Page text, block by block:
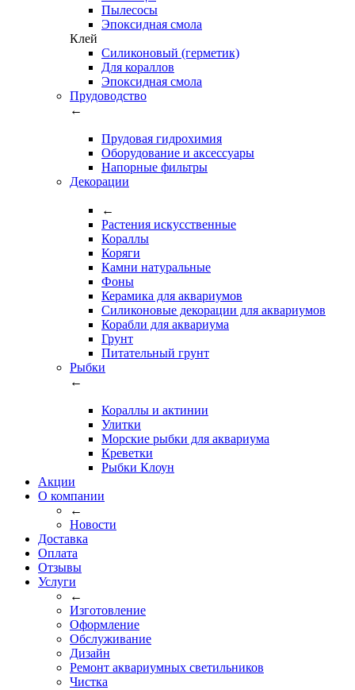
Пылесосы
Эпоксидная смола
Клей
Силиконовый (герметик)
Для кораллов
Эпоксидная смола
Прудоводство
←
Прудовая гидрохимия
Оборудование и аксессуары
Напорные фильтры
Декорации
←
Растения искусственные
Кораллы
Коряги
Камни натуральные
Фоны
Керамика для аквариумов
Силиконовые декорации для аквариумов
Корабли для аквариума
Грунт
Питательный грунт
Рыбки
←
Кораллы и актинии
Улитки
Морские рыбки для аквариума
Креветки
Рыбки Клоун
Акции
О компании
←
Новости
Доставка
Оплата
Отзывы
Услуги
←
Изготовление
Оформление
Обслуживание
Дизайн
Ремонт аквариумных светильников
Чистка